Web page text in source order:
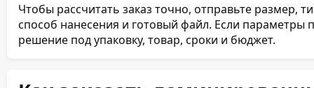
Чтобы рассчитать заказ точно, отправьте размер,
способ нанесения и готовый файл. Если
решение под упаковку, товар, сроки и бюджет.